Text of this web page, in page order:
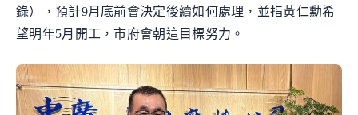
錄），預計9月底前會決定後續如何處理，並指黃仁勳希
望明年5月開工，市府會朝這目標努力。